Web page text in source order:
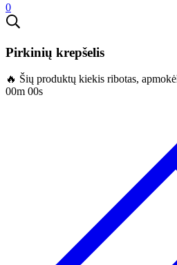
0
Pirkinių krepšelis
🔥 Šių produktų kiekis ribotas,
00m 00s